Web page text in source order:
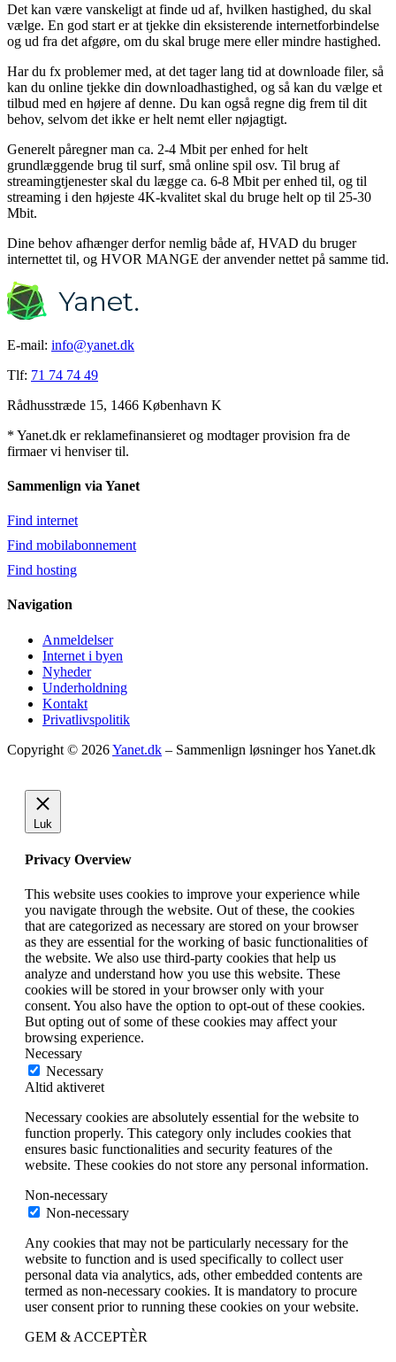
Det kan være vanskeligt at finde ud af, hvilken hastighed, du skal
vælge. En god start er at tjekke din eksisterende internetforbindelse
og ud fra det afgøre, om du skal bruge mere eller mindre hastighed.
Har du fx problemer med, at det tager lang tid at downloade filer, så
kan du online tjekke din downloadhastighed, og så kan du vælge et
tilbud med en højere af denne. Du kan også regne dig frem til dit
behov, selvom det ikke er helt nemt eller nøjagtigt.
Generelt påregner man ca. 2-4 Mbit per enhed for helt
grundlæggende brug til surf, små online spil osv. Til brug af
streamingtjenester skal du lægge ca. 6-8 Mbit per enhed til, og til
streaming i den højeste 4K-kvalitet skal du bruge helt op til 25-30
Mbit.
Dine behov afhænger derfor nemlig både af, HVAD du bruger
internettet til, og HVOR MANGE der anvender nettet på samme tid.
E-mail: info@yanet.dk
Tlf: 71 74 74 49
Rådhusstræde 15, 1466 København K
* Yanet.dk er reklamefinansieret og modtager provision fra de
firmaer vi henviser til.
Sammenlign via Yanet
Find internet
Find mobilabonnement
Find hosting
Navigation
Anmeldelser
Internet i byen
Nyheder
Underholdning
Kontakt
Privatlivspolitik
Copyright © 2026Yanet.dk – Sammenlign løsninger hos Yanet.dk
Luk
Privacy Overview
This website uses cookies to improve your experience while
you navigate through the website. Out of these, the cookies
that are categorized as necessary are stored on your browser
as they are essential for the working of basic functionalities of
the website. We also use third-party cookies that help us
analyze and understand how you use this website. These
cookies will be stored in your browser only with your
consent. You also have the option to opt-out of these cookies.
But opting out of some of these cookies may affect your
browsing experience.
Necessary
Necessary
Altid aktiveret
Necessary cookies are absolutely essential for the website to
function properly. This category only includes cookies that
ensures basic functionalities and security features of the
website. These cookies do not store any personal information.
Non-necessary
Non-necessary
Any cookies that may not be particularly necessary for the
website to function and is used specifically to collect user
personal data via analytics, ads, other embedded contents are
termed as non-necessary cookies. It is mandatory to procure
user consent prior to running these cookies on your website.
GEM & ACCEPTÈR